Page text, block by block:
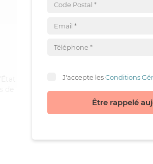
J'accepte lesConditions
Être rappelé